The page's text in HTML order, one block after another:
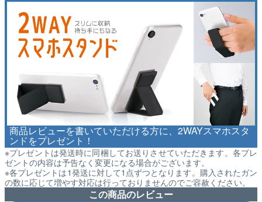
商品レビューを書いていただける方に、2WAYスマホスタ
ンドをプレゼント！
※プレゼントは発送時に同梱してお送りさせていただきます。各プレ
ゼントの内容は予告なく変更になる場合がございます。
※各プレゼントは1発送に対して1点ずつとなります。購入されたガン
の数に応じて増やす対応は行っておりませんのでご容赦ください。
この商品のレビュー